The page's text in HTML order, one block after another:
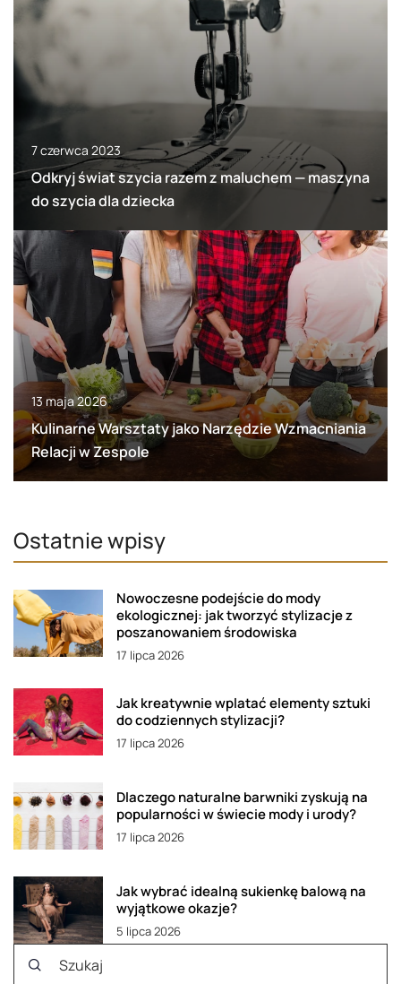
7 czerwca 2023
Odkryj świat szycia razem z maluchem — maszyna
do szycia dla dziecka
13 maja 2026
Kulinarne Warsztaty jako Narzędzie Wzmacniania
Relacji w Zespole
Ostatnie wpisy
Nowoczesne podejście do mody
ekologicznej: jak tworzyć stylizacje z
poszanowaniem środowiska
17 lipca 2026
Jak kreatywnie wplatać elementy sztuki
do codziennych stylizacji?
17 lipca 2026
Dlaczego naturalne barwniki zyskują na
popularności w świecie mody i urody?
17 lipca 2026
Jak wybrać idealną sukienkę balową na
wyjątkowe okazje?
5 lipca 2026